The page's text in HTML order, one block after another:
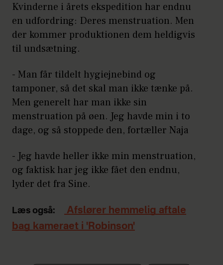
Kvinderne i årets ekspedition har endnu
en udfordring: Deres menstruation. Men
der kommer produktionen dem heldigvis
til undsætning.
- Man får tildelt hygiejnebind og
tamponer, så det skal man ikke tænke på.
Men generelt har man ikke sin
menstruation på øen. Jeg havde min i to
dage, og så stoppede den, fortæller Naja
- Jeg havde heller ikke min menstruation,
og faktisk har jeg ikke fået den endnu,
lyder det fra Sine.
Læs også:
Afslører hemmelig aftale
bag kameraet i 'Robinson'